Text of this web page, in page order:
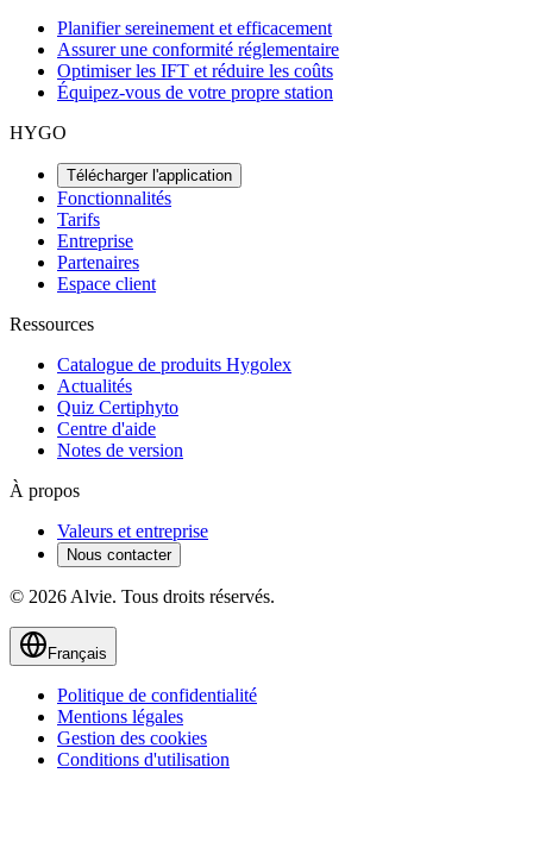
Planifier sereinement et efficacement
Assurer une conformité réglementaire
Optimiser les IFT et réduire les coûts
Équipez-vous de votre propre station
HYGO
Télécharger l'application
Fonctionnalités
Tarifs
Entreprise
Partenaires
Espace client
Ressources
Catalogue de produits Hygolex
Actualités
Quiz Certiphyto
Centre d'aide
Notes de version
À propos
Valeurs et entreprise
Nous contacter
© 2026 Alvie. Tous droits réservés.
Français
Politique de confidentialité
Mentions légales
Gestion des cookies
Conditions d'utilisation